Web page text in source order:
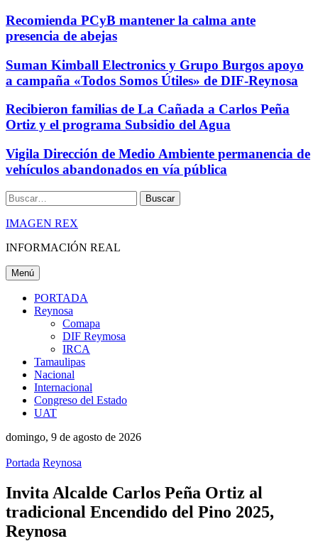
Recomienda PCyB mantener la calma ante
presencia de abejas
Suman Kimball Electronics y Grupo Burgos apoyo
a campaña «Todos Somos Útiles» de DIF-Reynosa
Recibieron familias de La Cañada a Carlos Peña
Ortiz y el programa Subsidio del Agua
Vigila Dirección de Medio Ambiente permanencia de
vehículos abandonados en vía pública
Buscar
IMAGEN REX
INFORMACIÓN REAL
Menú
PORTADA
Reynosa
Comapa
DIF Reymosa
IRCA
Tamaulipas
Nacional
Internacional
Congreso del Estado
UAT
domingo, 9 de agosto de 2026
Portada Reynosa
Invita Alcalde Carlos Peña Ortiz al
tradicional Encendido del Pino 2025,
Reynosa